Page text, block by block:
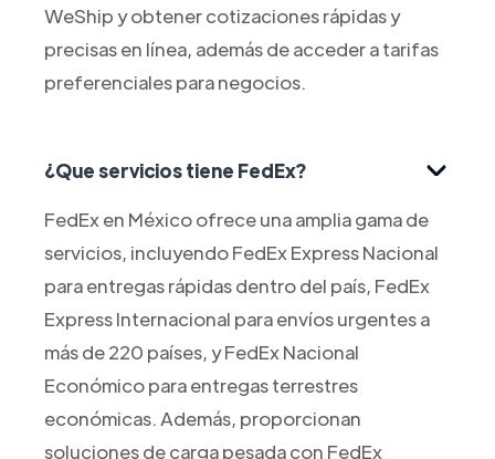
WeShip y obtener cotizaciones rápidas y
precisas en línea, además de acceder a tarifas
preferenciales para negocios.
¿Que servicios tiene FedEx?
FedEx en México ofrece una amplia gama de
servicios, incluyendo FedEx Express Nacional
para entregas rápidas dentro del país, FedEx
Express Internacional para envíos urgentes a
más de 220 países, y FedEx Nacional
Económico para entregas terrestres
económicas. Además, proporcionan
soluciones de carga pesada con FedEx